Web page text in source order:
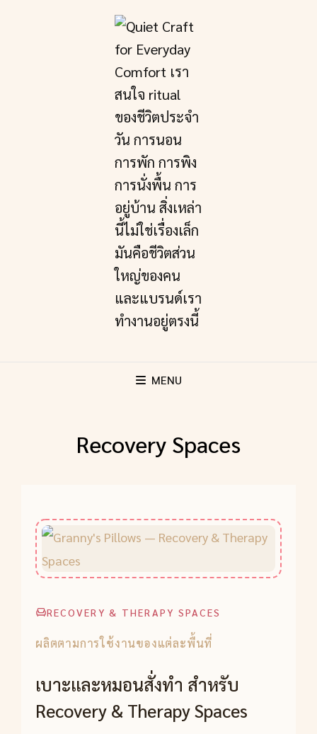
MENU
Recovery Spaces
RECOVERY & THERAPY SPACES
ผลิตตามการใช้งานของแต่ละพื้นที่
เบาะและหมอนสั่งทำ สำหรับ
Recovery & Therapy Spaces